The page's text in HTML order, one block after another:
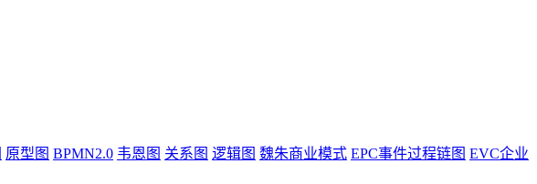
原型图 BPMN2.0 韦恩图 关系图 逻辑图 魏朱商业模式 EPC事件过程链图 EVC企业